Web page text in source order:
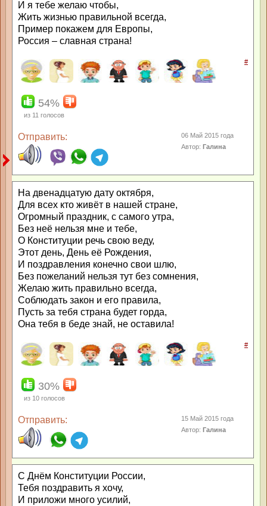
И я тебе желаю чтобы,
Жить жизнью правильной всегда,
Пример покажем для Европы,
Россия – славная страна!
#
54%
из 11 голосов
Отправить:
06 Май 2015 года
Автор:Галина
На двенадцатую дату октября,
Для всех кто живёт в нашей стране,
Огромный праздник, с самого утра,
Без неё нельзя мне и тебе,
О Конституции речь свою веду,
Этот день, День её Рождения,
И поздравления конечно свои шлю,
Без пожеланий нельзя тут без сомнения,
Желаю жить правильно всегда,
Соблюдать закон и его правила,
Пусть за тебя страна будет горда,
Она тебя в беде знай, не оставила!
#
30%
из 10 голосов
Отправить:
15 Май 2015 года
Автор:Галина
С Днём Конституции России,
Тебя поздравить я хочу,
И приложи много усилий,